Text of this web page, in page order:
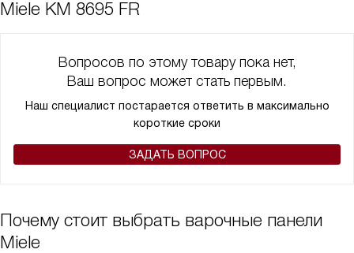
Miele KM 8695 FR
Вопросов по этому товару пока нет,
Ваш вопрос может стать первым.
Наш специалист постарается ответить в максимально
короткие сроки
ЗАДАТЬ ВОПРОС
Почему стоит выбрать варочные панели
Miele